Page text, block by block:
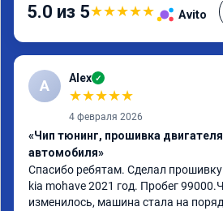
5.0 из 5★★★★★ Avito
A Alex ✓
★★★★★
4 февраля 2026
«Чип тюнинг, прошивка двигателя
автомобиля»
Спасибо ребятам. Сделал прошивку
kia mohave 2021 год. Пробег
изменилось, машина стала на